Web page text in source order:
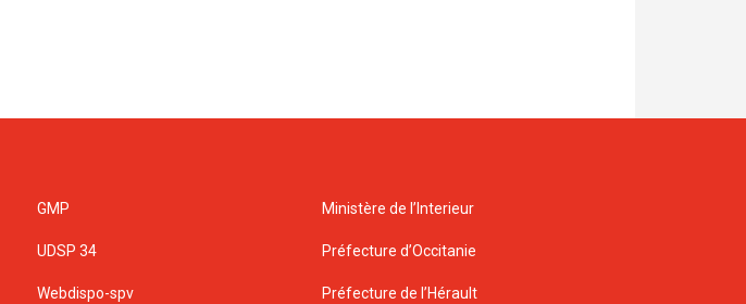
GMP
UDSP 34
Webdispo-spv
Ministère de l’Interieur
Préfecture d’Occitanie
Préfecture de l’Hérault